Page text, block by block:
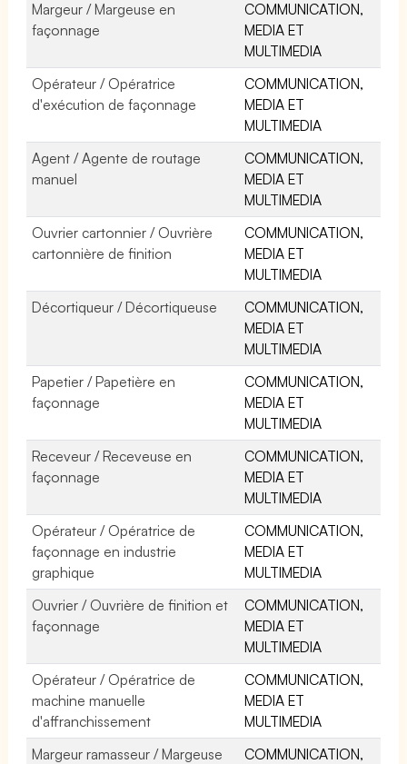
Margeur / Margeuse en
façonnage
COMMUNICATION,
MEDIA ET
MULTIMEDIA
Opérateur / Opératrice
d'exécution de façonnage
COMMUNICATION,
MEDIA ET
MULTIMEDIA
Agent / Agente de routage
manuel
COMMUNICATION,
MEDIA ET
MULTIMEDIA
Ouvrier cartonnier / Ouvrière
cartonnière de finition
COMMUNICATION,
MEDIA ET
MULTIMEDIA
Décortiqueur / Décortiqueuse
COMMUNICATION,
MEDIA ET
MULTIMEDIA
Papetier / Papetière en
façonnage
COMMUNICATION,
MEDIA ET
MULTIMEDIA
Receveur / Receveuse en
façonnage
COMMUNICATION,
MEDIA ET
MULTIMEDIA
Opérateur / Opératrice de
façonnage en industrie
graphique
COMMUNICATION,
MEDIA ET
MULTIMEDIA
Ouvrier / Ouvrière de finition et
façonnage
COMMUNICATION,
MEDIA ET
MULTIMEDIA
Opérateur / Opératrice de
machine manuelle
d'affranchissement
COMMUNICATION,
MEDIA ET
MULTIMEDIA
Margeur ramasseur / Margeuse
COMMUNICATION,